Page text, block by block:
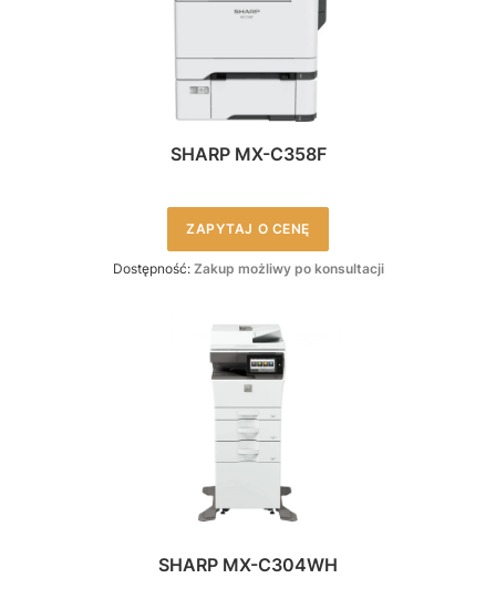
SHARP MX-C358F
ZAPYTAJ O CENĘ
Dostępność: Zakup możliwy po konsultacji
SHARP MX-C304WH